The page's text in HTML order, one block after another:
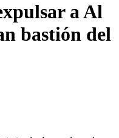
a Al
bastión del